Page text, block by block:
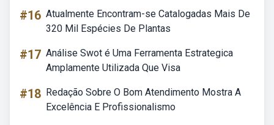
#16 Atualmente Encontram-se Catalogadas Mais De
320 Mil Espécies De Plantas
#17 Análise Swot é Uma Ferramenta Estrategica
Amplamente Utilizada Que Visa
#18 Redação Sobre O Bom Atendimento Mostra A
Excelência E Profissionalismo